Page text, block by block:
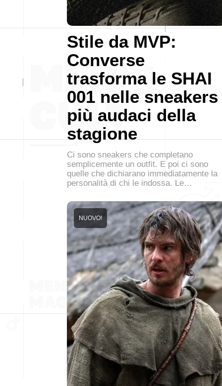
Stile da MVP:
Converse
trasforma le SHAI
001 nelle sneakers
più audaci della
stagione
Ci sono sneakers che completano
semplicemente un outfit. E poi ci sono
quelle che dichiarano immediatamente la
personalità di chi le indossa. Le…
NUOVO!